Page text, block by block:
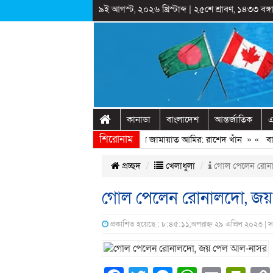
৯ই আগস্ট, ২০২৬ খ্রিস্টাব্দ| ২৫শে শ্রাবণ, ১৪৩৩
কানাডা বাংলাদেশ আন্তর্জাতিক
শিরোনাম
গণঅভ্যুত্থানের সঙ্গে প্রথম বেইমানি করেন জামায়াত আমির: রাশেদ খাঁন» «
প্রচ্ছদ খেলাধুলা গোল পেলেন
গোল পেলেন রোনালদো,
প্রকাশিত হয়েছে : ৮:৪৫:১১,অপরাহ্ন ২৯ এপ্রিল ২০২৩ |